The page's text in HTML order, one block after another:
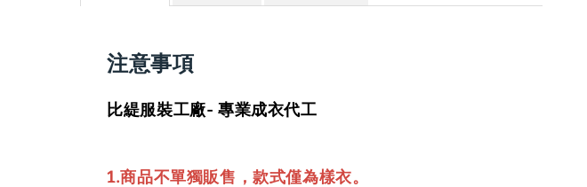
注意事項
比緹服裝工廠- 專業成衣代工
1.商品不單獨販售，款式僅為樣衣。